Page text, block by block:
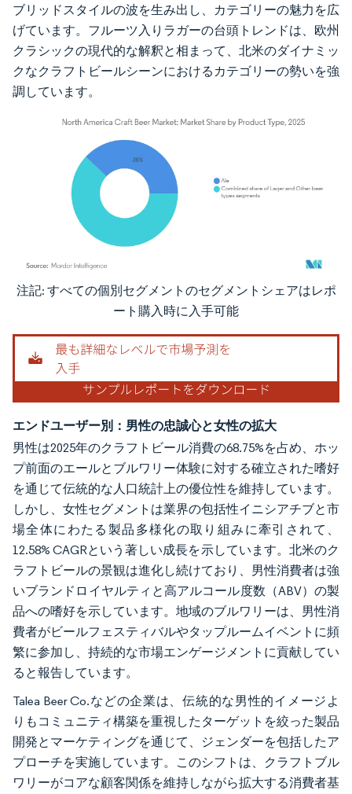
ブリッドスタイルの波を生み出し、カテゴリーの魅力を広
げています。フルーツ入りラガーの台頭トレンドは、欧州
クラシックの現代的な解釈と相まって、北米のダイナミッ
クなクラフトビールシーンにおけるカテゴリーの勢いを強
調しています。
画像 © Mordor Intelligence。再利用にはCC BY 4.0の表示が必要です。
注記: すべての個別セグメントのセグメントシェアはレポ
ート購入時に入手可能
エンドユーザー別：男性の忠誠心と女性の拡大
男性は2025年のクラフトビール消費の68.75%を占め、ホッ
プ前面のエールとブルワリー体験に対する確立された嗜好
を通じて伝統的な人口統計上の優位性を維持しています。
しかし、女性セグメントは業界の包括性イニシアチブと市
場全体にわたる製品多様化の取り組みに牽引されて、
12.58% CAGRという著しい成長を示しています。北米のク
ラフトビールの景観は進化し続けており、男性消費者は強
いブランドロイヤルティと高アルコール度数（ABV）の製
品への嗜好を示しています。地域のブルワリーは、男性消
費者がビールフェスティバルやタップルームイベントに頻
繁に参加し、持続的な市場エンゲージメントに貢献してい
ると報告しています。
Talea Beer Co.などの企業は、伝統的な男性的イメージよ
りもコミュニティ構築を重視したターゲットを絞った製品
開発とマーケティングを通じて、ジェンダーを包括したア
プローチを実施しています。このシフトは、クラフトブル
ワリーがコアな顧客関係を維持しながら拡大する消費者基